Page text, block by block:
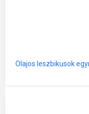
Olajos leszbikusok